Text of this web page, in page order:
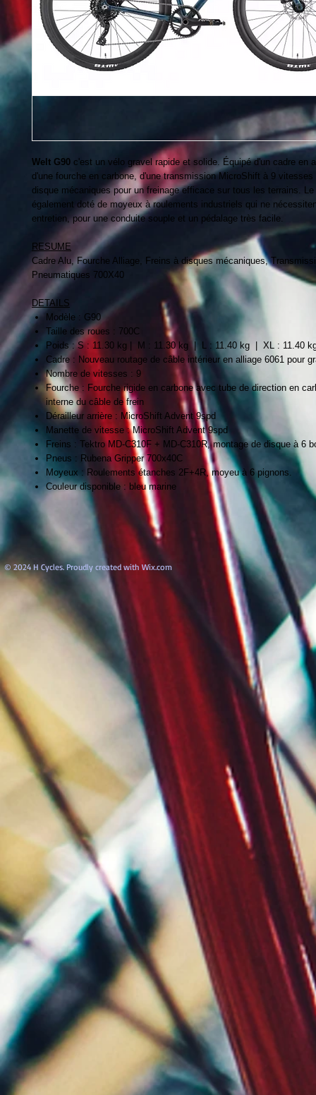
Welt G90 c'est un vélo gravel rapide et solide. Équipé d'un cadre en
d'une fourche en carbone, d'une transmission MicroShift à 9
disque mécaniques pour un freinage efficace sur tous les terrains.
également doté de moyeux à roulements industriels qui ne
entretien, pour une conduite souple et un pédalage très facile.
RESUME
Cadre Alu, Fourche Alliage, Freins à disques mécaniques,
Pneumatiques 700X40
DETAILS
Modèle : G90
Taille des roues : 700C
Poids : S : 11.30 kg | M : 11.30 kg | L : 11.40 kg | XL : 11.40
Cadre : Nouveau routage de câble intérieur en alliage 6061 pour
Nombre de vitesses : 9
Fourche : Fourche rigide en carbone avec tube de direction en
interne du câble de frein
Dérailleur arrière : MicroShift Advent 9spd
Manette de vitesse : MicroShift Advent 9spd
Freins : Tektro MD-C310F + MD-C310R, montage de disque à 6
Pneus : Rubena Gripper 700x40C
Moyeux : Roulements étanches 2F+4R, moyeu à 6 pignons.
Couleur disponible : bleu marine
© 2024 H Cycles. Proudly created with Wix.com